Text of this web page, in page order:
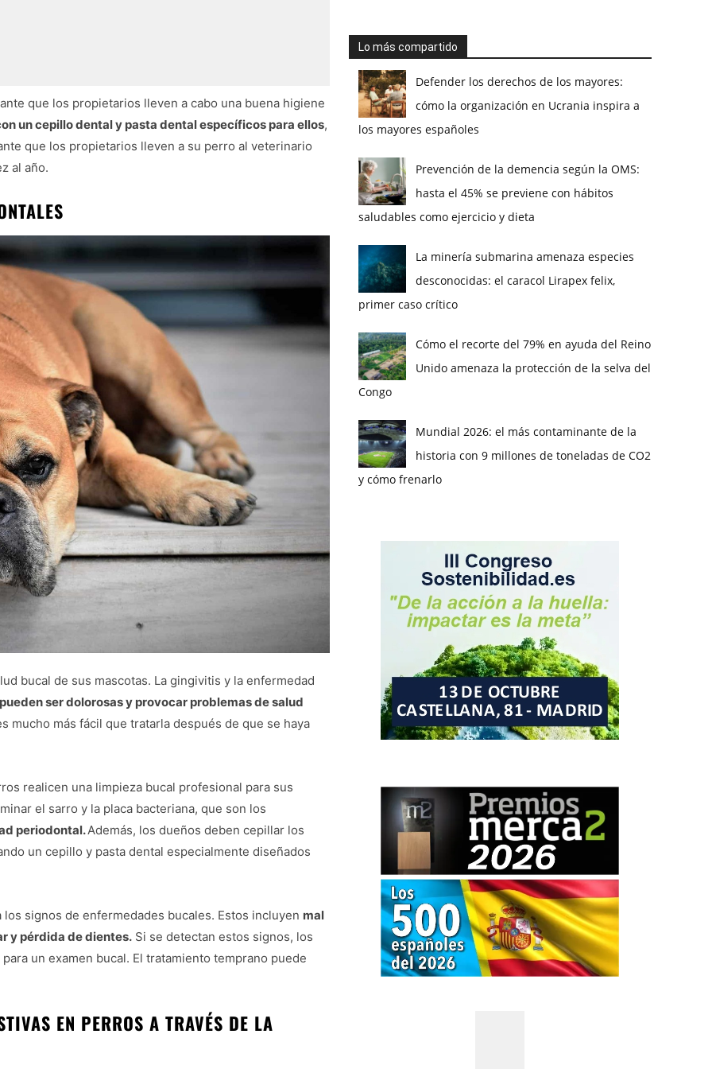
que los propietarios lleven a cabo una buena higiene
un cepillo dental y pasta dental específicos para ellos,
que los propietarios lleven a su perro al veterinario
al año.
bucal de sus mascotas. La gingivitis y la enfermedad
ser dolorosas y provocar problemas de salud
mucho más fácil que tratarla después de que se haya
realicen una limpieza bucal profesional para sus
el sarro y la placa bacteriana, que son los
periodontal.Además, los dueños deben cepillar los
un cepillo y pasta dental especialmente diseñados
signos de enfermedades bucales. Estos incluyen mal
y pérdida de dientes. Si se detectan estos signos, los
un examen bucal. El tratamiento temprano puede
EN PERROS A TRAVÉS DE LA
Lo más compartido
Defender los derechos de los mayores:
cómo la organización en Ucrania inspira a
los mayores españoles
Prevención de la demencia según la OMS:
hasta el 45% se previene con hábitos
saludables como ejercicio y dieta
La minería submarina amenaza especies
desconocidas: el caracol Lirapex felix,
primer caso crítico
Cómo el recorte del 79% en ayuda del Reino
Unido amenaza la protección de la selva del
Congo
Mundial 2026: el más contaminante de la
historia con 9 millones de toneladas de CO2
y cómo frenarlo